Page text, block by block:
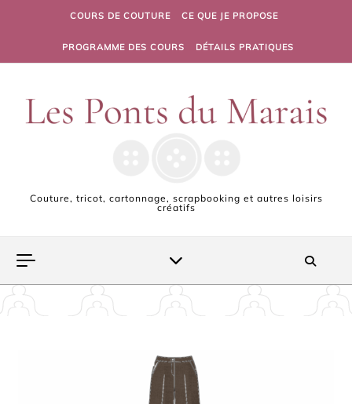
Skip to contentCOURS DE COUTURE CE QUE JE PROPOSE
PROGRAMME DES COURS DÉTAILS PRATIQUES
Couture, tricot, cartonnage, scrapbooking et autres loisirs
créatifs